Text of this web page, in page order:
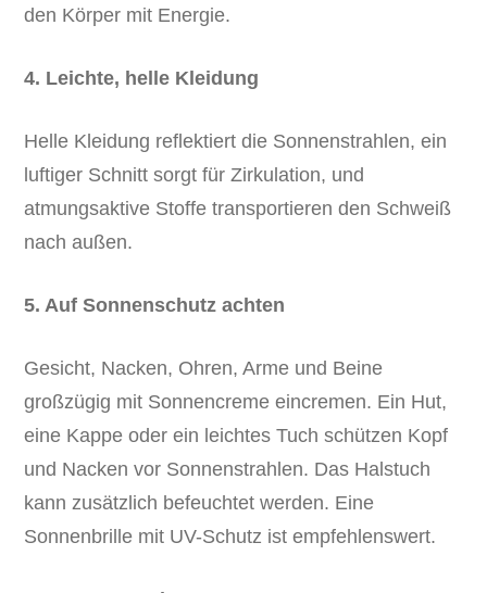
den Körper mit Energie.
4. Leichte, helle Kleidung
Helle Kleidung reflektiert die Sonnenstrahlen, ein
luftiger Schnitt sorgt für Zirkulation, und
atmungsaktive Stoffe transportieren den Schweiß
nach außen.
5. Auf Sonnenschutz achten
Gesicht, Nacken, Ohren, Arme und Beine
großzügig mit Sonnencreme eincremen. Ein Hut,
eine Kappe oder ein leichtes Tuch schützen Kopf
und Nacken vor Sonnenstrahlen. Das Halstuch
kann zusätzlich befeuchtet werden. Eine
Sonnenbrille mit UV-Schutz ist empfehlenswert.